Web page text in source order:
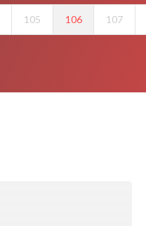
105 106 107